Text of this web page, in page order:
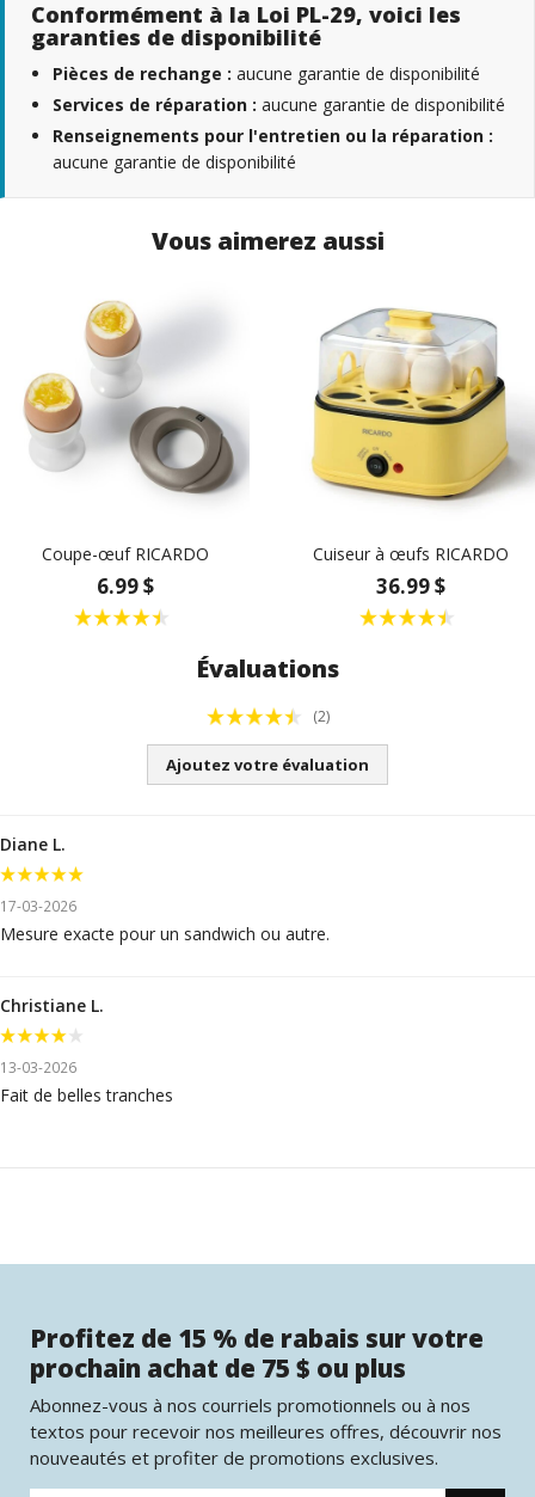
Conformément à la Loi PL-29, voici les
garanties de disponibilité
Pièces de rechange : aucune garantie de disponibilité
Services de réparation : aucune garantie de disponibilité
Renseignements pour l'entretien ou la réparation :
aucune garantie de disponibilité
Vous aimerez aussi
Coupe-œuf RICARDO
6.99 $
Cuiseur à œufs RICARDO
36.99 $
Évaluations
(2)
Ajoutez votre évaluation
Diane L.
17-03-2026
Mesure exacte pour un sandwich ou autre.
Christiane L.
13-03-2026
Fait de belles tranches
Profitez de 15 % de rabais sur votre
prochain achat de 75 $ ou plus
Abonnez-vous à nos courriels promotionnels ou à nos
textos pour recevoir nos meilleures offres, découvrir nos
nouveautés et profiter de promotions exclusives.